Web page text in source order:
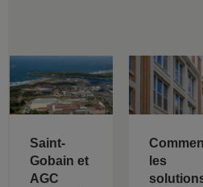
Saint-
Gobain et
AGC
les